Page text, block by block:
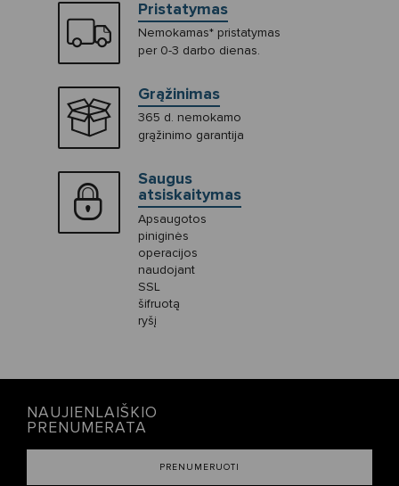
Pristatymas
Nemokamas* pristatymas
per 0-3 darbo dienas.
Grąžinimas
365 d. nemokamo
grąžinimo garantija
Saugus
atsiskaitymas
Apsaugotos
piniginės
operacijos
naudojant
SSL
šifruotą
ryšį
NAUJIENLAIŠKIO
PRENUMERATA
PRENUMERUOTI